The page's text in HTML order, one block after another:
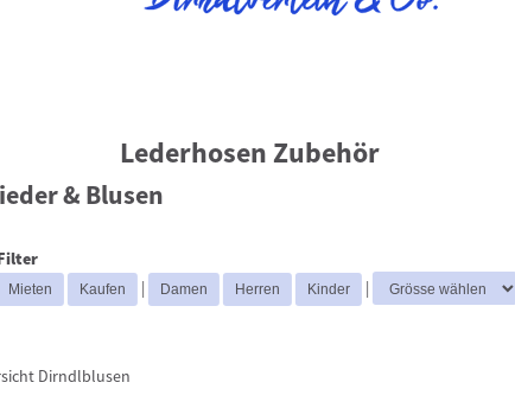
Lederhosen Zubehör
& Blusen
| |
Dirndlblusen